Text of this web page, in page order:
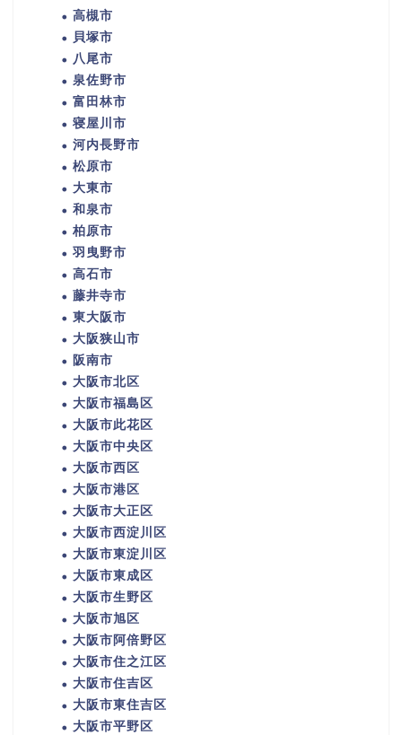
高槻市
貝塚市
八尾市
泉佐野市
富田林市
寝屋川市
河内長野市
松原市
大東市
和泉市
柏原市
羽曳野市
高石市
藤井寺市
東大阪市
大阪狭山市
阪南市
大阪市北区
大阪市福島区
大阪市此花区
大阪市中央区
大阪市西区
大阪市港区
大阪市大正区
大阪市西淀川区
大阪市東淀川区
大阪市東成区
大阪市生野区
大阪市旭区
大阪市阿倍野区
大阪市住之江区
大阪市住吉区
大阪市東住吉区
大阪市平野区